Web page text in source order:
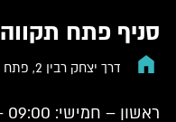
סניף פתח תקווה
דרך יצחק רבין 2, פתח תקווה
ראשון – חמישי: 09:00 – 20:00